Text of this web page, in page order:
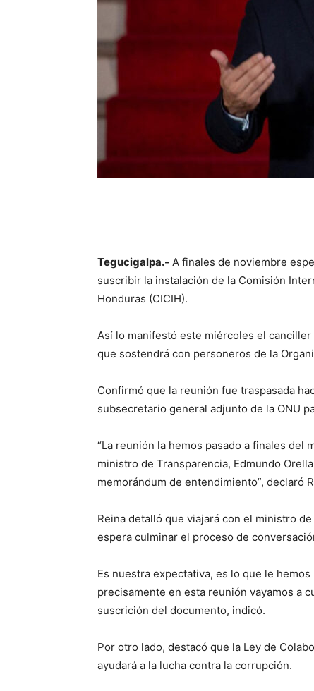
Tegucigalpa.- A finales de noviembre
suscribir la instalación de la Comisión
Honduras (CICIH).
Así lo manifestó este miércoles el
que sostendrá con personeros de la
Confirmó que la reunión fue traspasada
subsecretario general adjunto de la ONU
“La reunión la hemos pasado a finales del
ministro de Transparencia, Edmundo
memorándum de entendimiento”, declaró
Reina detalló que viajará con el ministro
espera culminar el proceso de
Es nuestra expectativa, es lo que le
precisamente en esta reunión vayamos a
suscrición del documento, indicó.
Por otro lado, destacó que la Ley de
ayudará a la lucha contra la corrupción.